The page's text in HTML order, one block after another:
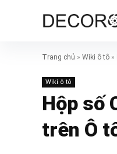
Trang chủ » Wiki ô tô »
Wiki ô tô
Hộp số
trên Ô